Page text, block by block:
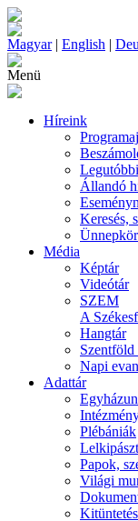
Magyar| English |
Menü
Híreink
Állandó
Keresés,
Média
Képtár
Videótár
SZEM
A
Hangtár
Szentföld
Napi
Adattár
Plébániák
Papok,
Világi